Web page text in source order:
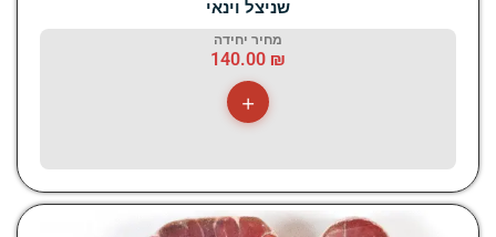
שניצל וינאי
מחיר יחידה
140.00